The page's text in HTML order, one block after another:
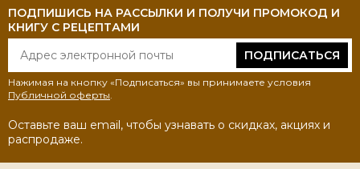
ПОДПИШИСЬ НА РАССЫЛКИ И ПОЛУЧИ ПРОМОКОД И
КНИГУ С РЕЦЕПТАМИ
ПОДПИСАТЬСЯ
Нажимая на кнопку «Подписаться» вы принимаете условия
Публичной оферты
Оставьте ваш email, чтобы узнавать о скидках, акциях и
распродаже.